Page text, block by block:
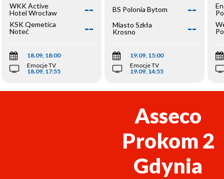
WKK Active
Hotel Wrocław
--
KSK Qemetica
Noteć
Inowrocław
--
18.09, 18:00
Emocje TV
18.09, 17:55
BS Polonia Bytom --
Miasto Szkła
Krosno
--
19.09, 15:00
Emocje TV
19.09, 14:55
Asseco
Prokom 2
Gdynia